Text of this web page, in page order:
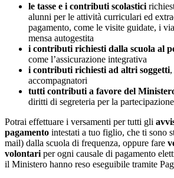
le tasse e i contributi scolastici
alunni per le attività curriculari ed
pagamento, come le visite guidate, i
mensa autogestita
i contributi richiesti dalla scuola al
come l’assicurazione integrativa
i contributi richiesti ad altri soggetti
accompagnatori
tutti contributi a favore del
diritti di segreteria per la
Potrai effettuare i versamenti per tutti gli
pagamento intestati a tuo figlio, che ti sono
mail) dalla scuola di frequenza, oppure fare
volontari per ogni causale di pagamento
il Ministero hanno reso eseguibile tramite